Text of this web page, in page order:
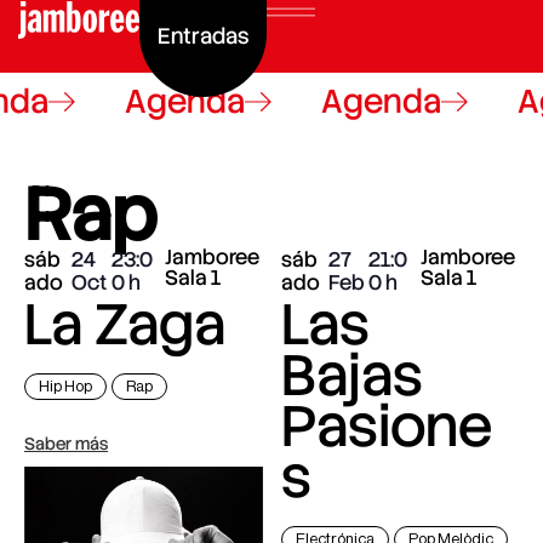
Entradas
Agenda Agenda
Rap
sáb
ado
24
Oct
23:0
0
Jamboree
Sala 1
La Zaga
Hip Hop Rap
Saber más
sáb
ado
27
Feb
21:0
0
Jamboree
Sala 1
Las
Bajas
Pasione
s
Electrónica Pop Melòdic